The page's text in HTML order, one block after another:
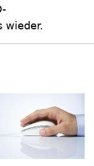
wieder.